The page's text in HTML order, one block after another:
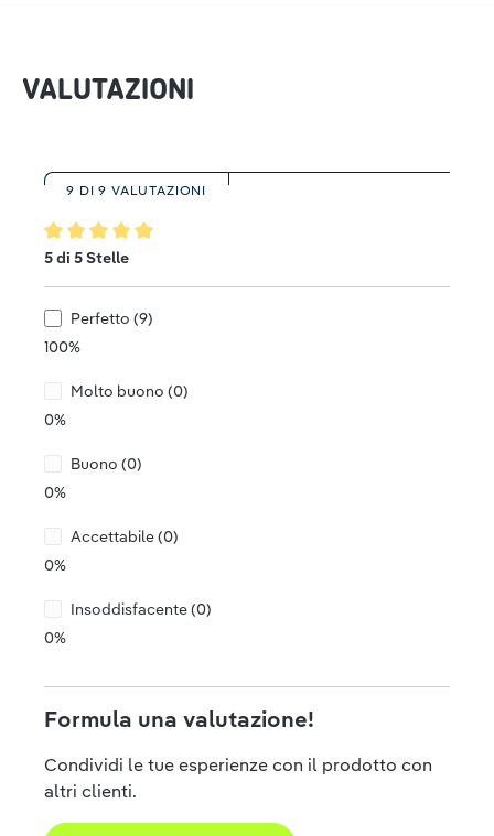
VALUTAZIONI
9 DI 9 VALUTAZIONI
Valutazione media di 5 su 5 stelle
5 di 5 Stelle
Perfetto (9)
100%
Molto buono (0)
0%
Buono (0)
0%
Accettabile (0)
0%
Insoddisfacente (0)
0%
Formula una valutazione!
Condividi le tue esperienze con il prodotto con
altri clienti.